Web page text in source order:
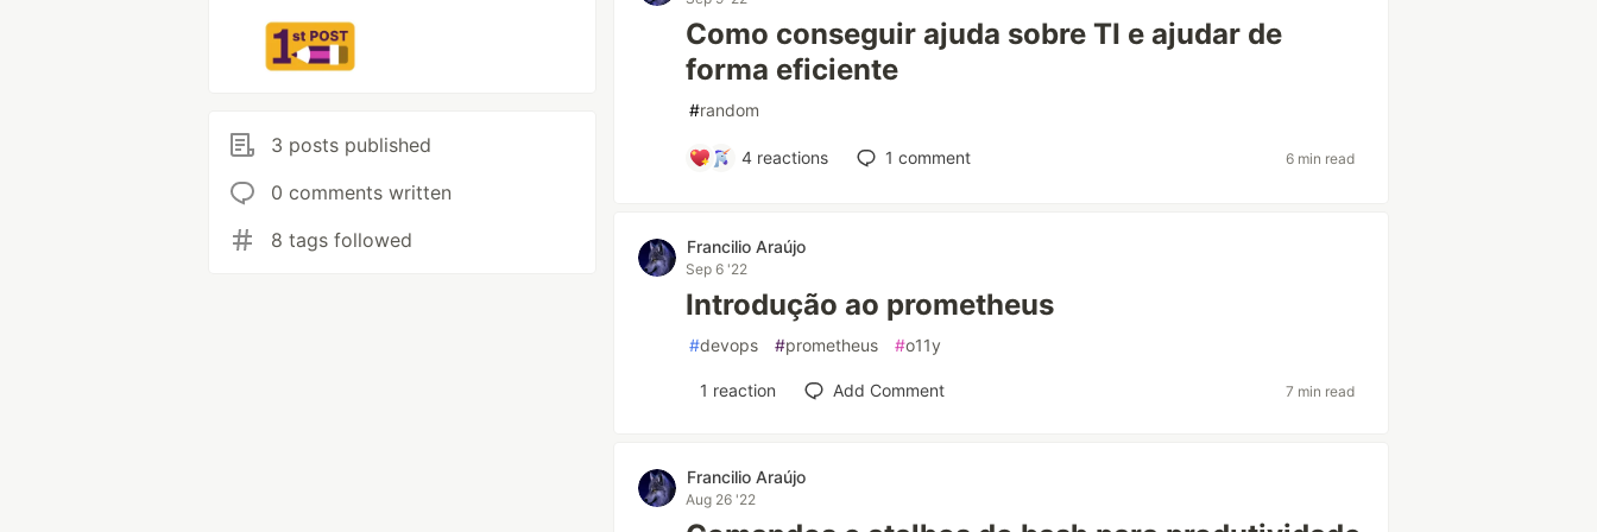
3 posts published
0 comments written
8 tags followed
Como conseguir ajuda sobre TI e ajudar de
forma eficiente
#random
4 reactions 1 comment 6 min read
Francilio Araújo
Sep 6 '22
Introdução ao prometheus
#devops #prometheus #o11y
1 reaction Add Comment 7 min read
Francilio Araújo
Aug 26 '22